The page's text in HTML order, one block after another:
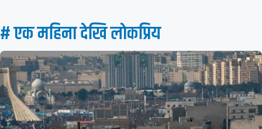
# एक महिना देखि लाेकप्रिय